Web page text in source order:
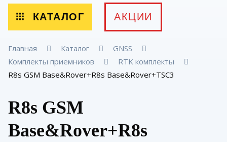
КАТАЛОГ АКЦИИ
Главная Каталог
GNSS
Комплекты приемников
RTK комплекты
R8s GSM Base&Rover+R8s Base&Rover+TSC3
R8s GSM
Base&Rover+R8s